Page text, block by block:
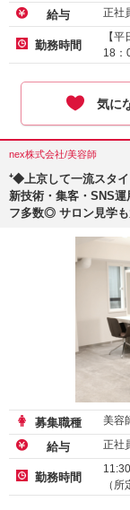
給与 正社
勤務時間
【
18：
気に
nex株式会社/美容師
⁺◆上京して一流スタ
新技術・集客・SNS
フ多数◎ サロン見学も
募集職種 美容
給与 正社
勤務時間
（